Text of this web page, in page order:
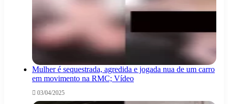
Mulher é sequestrada, agredida e jogada nua de um carro
em movimento na RMC; Vídeo
03/04/2025